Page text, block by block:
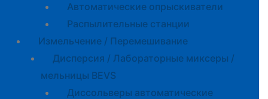
Автоматические опрыскиватели
Распылительные станции
Измельчение / Перемешивание
Дисперсия / Лабораторные миксеры /
мельницы BEVS
Диссольверы автоматические